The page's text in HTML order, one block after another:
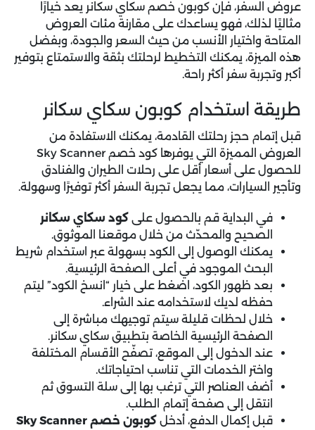
عروض السفر، فإن كوبون خصم سكاي سكانر يعد خيارًا
مثاليًا لذلك، فهو يساعدك على مقارنة مئات العروض
المتاحة واختيار الأنسب من حيث السعر والجودة، وبفضل
هذه الميزة، يمكنك التخطيط لرحلتك بثقة والاستمتاع بتوفير
أكبر وتجربة سفر أكثر راحة.
طريقة استخدام كوبون سكاي سكانر
قبل إتمام حجز رحلتك القادمة، يمكنك الاستفادة من
العروض المميزة التي يوفرها كود خصم Sky Scanner
للحصول على أسعار أقل على رحلات الطيران والفنادق
وتأجير السيارات، مما يجعل تجربة السفر أكثر توفيرًا وسهولة.
في البداية قم بالحصول على كود سكاي سكانر
الصحيح والمحدّث من خلال موقعنا الموثوق.
يمكنك الوصول إلى الكود بسهولة عبر استخدام شريط
البحث الموجود في أعلى الصفحة الرئيسية.
بعد ظهور الكود، اضغط على خيار “انسخ الكود” ليتم
حفظه لديك لاستخدامه عند الشراء.
خلال لحظات قليلة سيتم توجيهك مباشرة إلى
الصفحة الرئيسية الخاصة بتطبيق سكاي سكانر.
عند الدخول إلى الموقع، تصفّح الأقسام المختلفة
واختر الخدمات التي تناسب احتياجاتك.
أضف العناصر التي ترغب بها إلى سلة التسوق ثم
انتقل إلى صفحة إتمام الطلب.
قبل إكمال الدفع، أدخل كوبون خصم Sky Scanner